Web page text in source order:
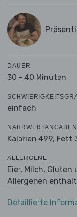
DAUER
30 - 40 Minuten
einfach
Kalorien 499, Fett
ALLERGENE
Eier, Milch, Gluten
Allergenen
Detaillierte